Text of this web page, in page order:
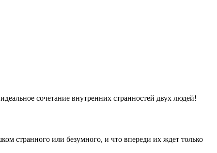
сочетание внутренних странностей двух людей!
странного или безумного, и что впереди их ждет только